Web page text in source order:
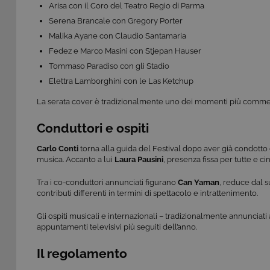
Arisa con il Coro del Teatro Regio di Parma
Serena Brancale con Gregory Porter
Malika Ayane con Claudio Santamaria
Fedez e Marco Masini con Stjepan Hauser
Tommaso Paradiso con gli Stadio
Elettra Lamborghini con le Las Ketchup
La serata cover è tradizionalmente uno dei momenti più
Conduttori e ospiti
Carlo Conti torna alla guida del Festival dopo aver già
musica. Accanto a lui Laura Pausini, presenza fissa per tutte e
Tra i co-conduttori annunciati figurano Can Yaman, reduce dal
contributi differenti in termini di spettacolo e intrattenimento.
Gli ospiti musicali e internazionali – tradizionalmente
appuntamenti televisivi più seguiti dell’anno.
Il regolamento
ASP.NET_SessionId
ASP.NET_SessionId
Nome
LLC
VISITOR_INFO1_LIVE
YSC